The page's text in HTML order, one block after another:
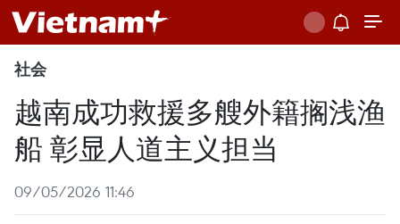
社会
越南成功救援多艘外籍搁浅渔
船 彰显人道主义担当
09/05/2026 11:46